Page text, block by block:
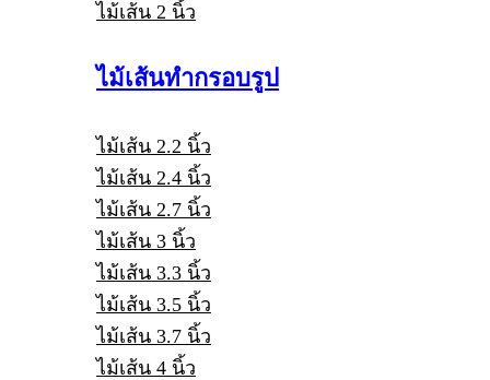
ไม้เส้น 2 นิ้ว
ไม้เส้นทำกรอบรูป
ไม้เส้น 2.2 นิ้ว
ไม้เส้น 2.4 นิ้ว
ไม้เส้น 2.7 นิ้ว
ไม้เส้น 3 นิ้ว
ไม้เส้น 3.3 นิ้ว
ไม้เส้น 3.5 นิ้ว
ไม้เส้น 3.7 นิ้ว
ไม้เส้น 4 นิ้ว